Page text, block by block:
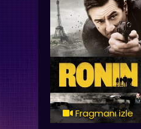
Fragmanı izle